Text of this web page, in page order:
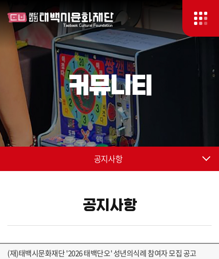
커뮤니티
공지사항
공지사항
(재)태백시문화재단 '2026 태백단오' 성년의식례 참여자 모집 공고